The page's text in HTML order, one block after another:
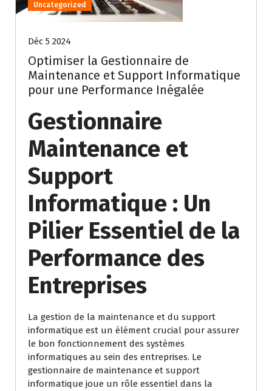
Uncategorized
Déc 5 2024
Optimiser la Gestionnaire de
Maintenance et Support Informatique
pour une Performance Inégalée
Gestionnaire
Maintenance et
Support
Informatique : Un
Pilier Essentiel de la
Performance des
Entreprises
La gestion de la maintenance et du support
informatique est un élément crucial pour assurer
le bon fonctionnement des systèmes
informatiques au sein des entreprises. Le
gestionnaire de maintenance et support
informatique joue un rôle essentiel dans la